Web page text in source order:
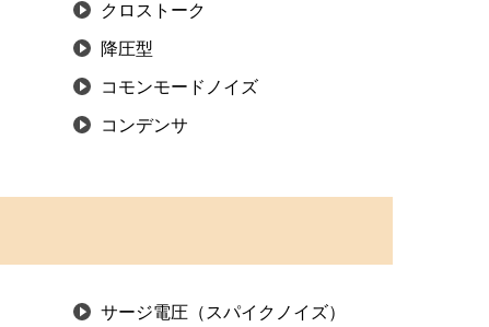
クロストーク
降圧型
コモンモードノイズ
コンデンサ
サージ電圧（スパイクノイズ）